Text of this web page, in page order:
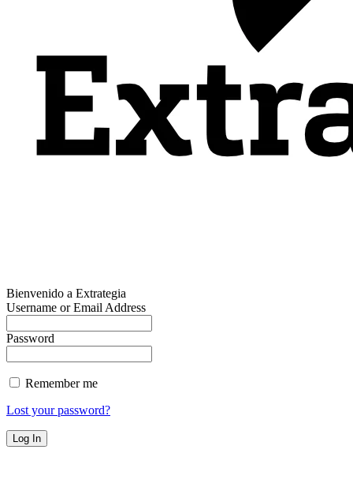
Bienvenido a Extrategia
Username or Email Address
Password
Remember me
Lost your password?